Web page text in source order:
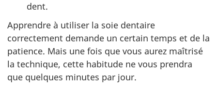
dent.
Apprendre à utiliser la soie dentaire
correctement demande un certain temps et de la
patience. Mais une fois que vous aurez maîtrisé
la technique, cette habitude ne vous prendra
que quelques minutes par jour.